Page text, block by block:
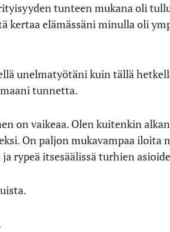
tunteen mukana oli
kertaa elämässäni minulla oli
unelmatyötäni kuin tällä
tunnetta.
on vaikeaa. Olen kuitenkin
On paljon mukavampaa iloita
rypeä itsesäälissä turhien